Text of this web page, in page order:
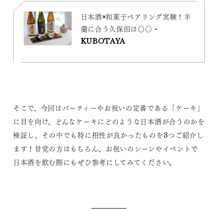
日本酒×和菓子ペアリング実験！羊
羹に合う久保田は〇〇 -
KUBOTAYA
そこで、今回はパーティーやお祝いの定番である「ケーキ」
に目を向け、どんなケーキにどのような日本酒が合うのかを
検証し、その中でも特に相性が良かったものを3つご紹介し
ます！甘党の方はもちろん、お祝いのシーンやイベントで
日本酒を飲む際にもぜひ参考にしてみてください。